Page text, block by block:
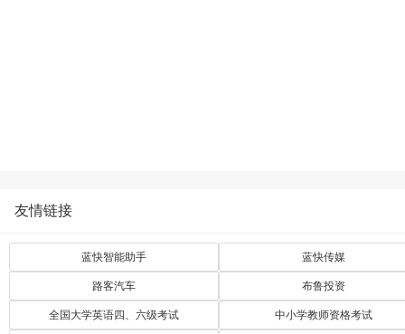
友情链接
蓝快智能助手 蓝快传媒
路客汽车 布鲁投资
全国大学英语四、六级考试 中小学教师资格考试